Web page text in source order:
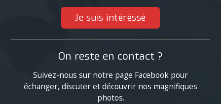
Je suis intéréssé
On reste en contact ?
Suivez-nous sur notre page Facebook pour
échanger, discuter et découvrir nos magnifiques
photos.